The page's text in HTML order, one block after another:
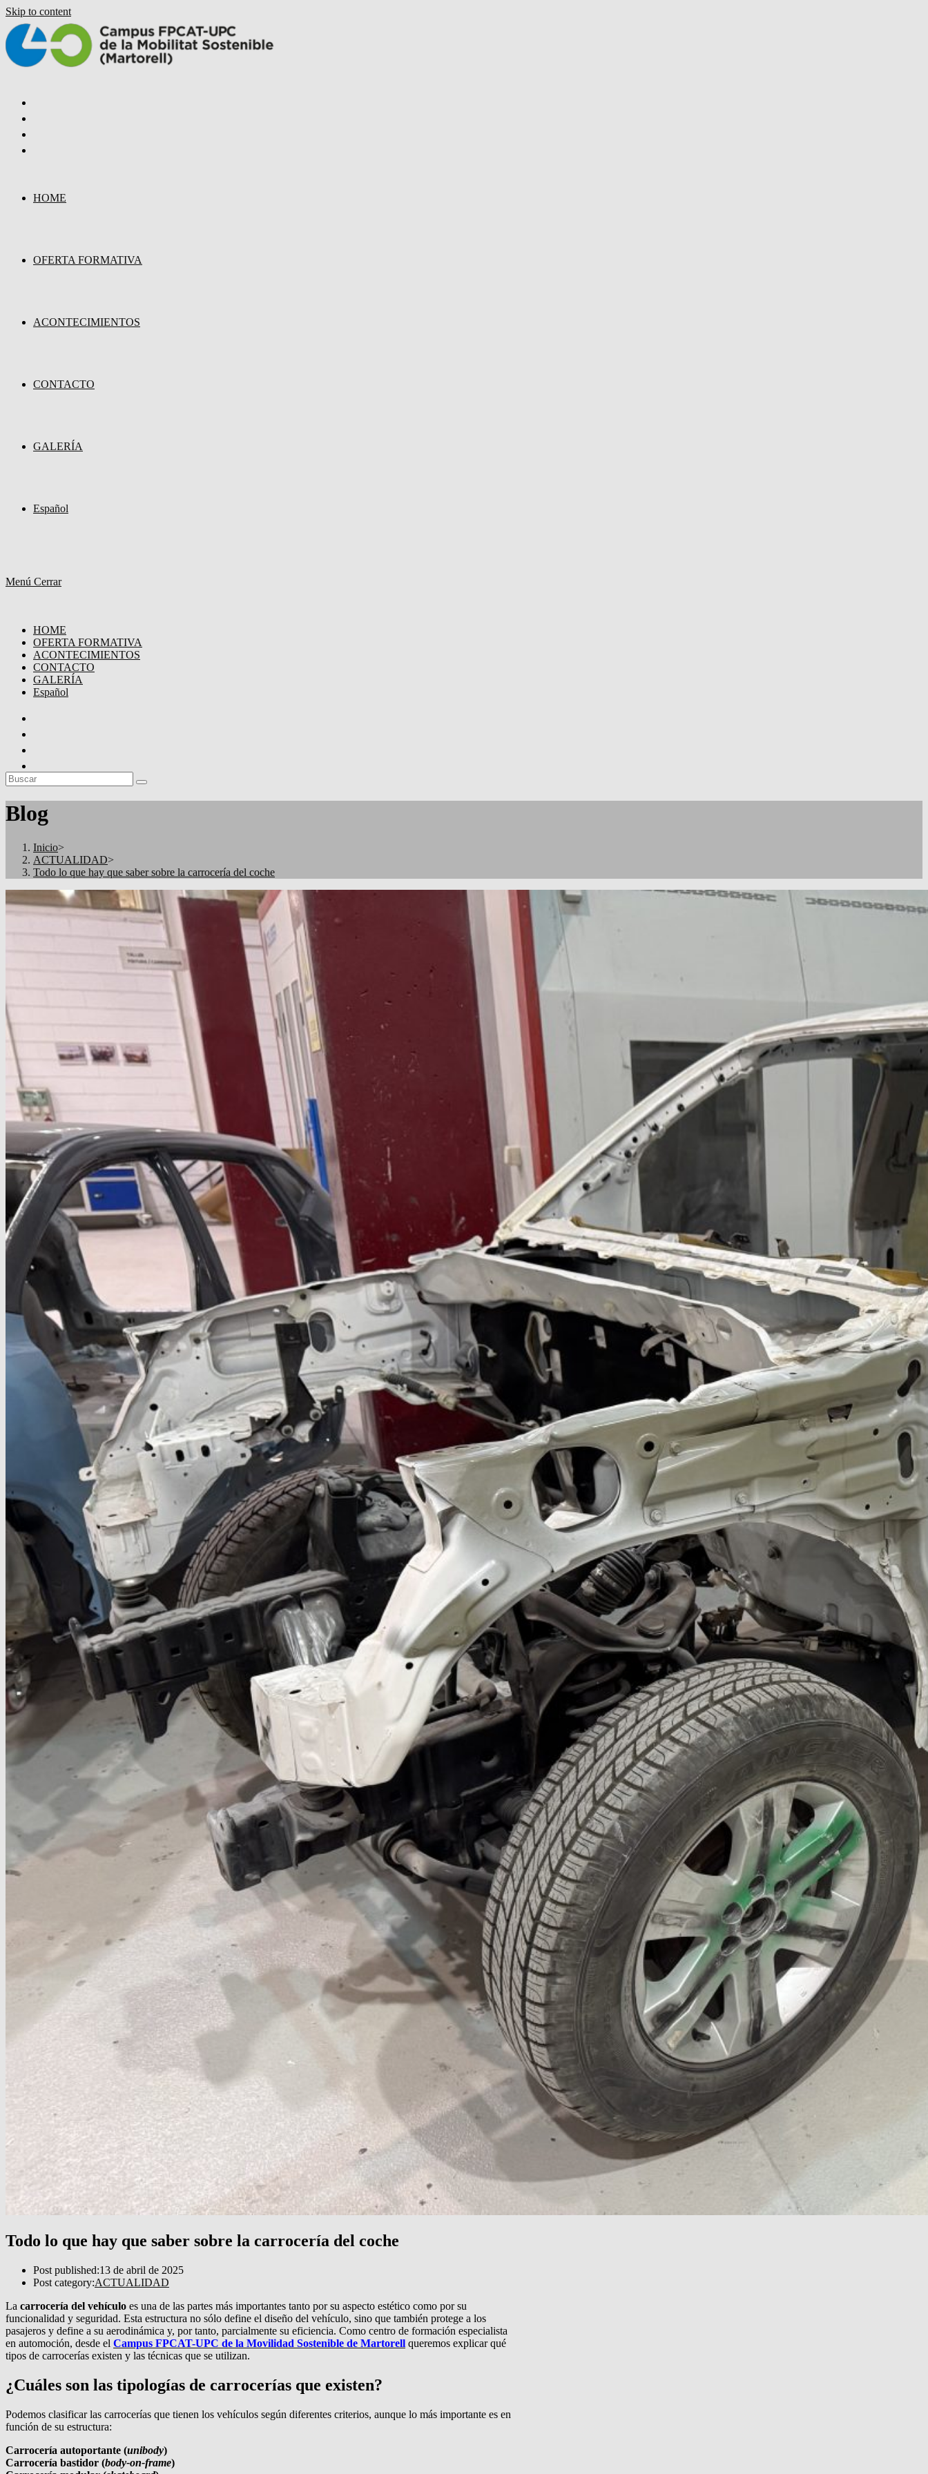
Skip to content
HOME
OFERTA FORMATIVA
ACONTECIMIENTOS
CONTACTO
GALERÍA
Español
Menú Cerrar
HOME
OFERTA FORMATIVA
ACONTECIMIENTOS
CONTACTO
GALERÍA
Español
Blog
Inicio>
ACTUALIDAD>
Todo lo que hay que saber sobre la carrocería del coche
Todo lo que hay que saber sobre la carrocería del coche
Post published:13 de abril de 2025
Post category:ACTUALIDAD
La carrocería del vehículo es una de las partes más importantes tanto por su aspecto estético como por su
funcionalidad y seguridad. Esta estructura no sólo define el diseño del vehículo, sino que también protege a los
pasajeros y define a su aerodinámica y, por tanto, parcialmente su eficiencia. Como centro de formación especialista
en automoción, desde el Campus FPCAT-UPC de la Movilidad Sostenible de Martorell queremos explicar qué
tipos de carrocerías existen y las técnicas que se utilizan.
¿Cuáles son las tipologías de carrocerías que existen?
Podemos clasificar las carrocerías que tienen los vehículos según diferentes criterios, aunque lo más importante es en
función de su estructura:
Carrocería autoportante (unibody)
Carrocería bastidor (body-on-frame)